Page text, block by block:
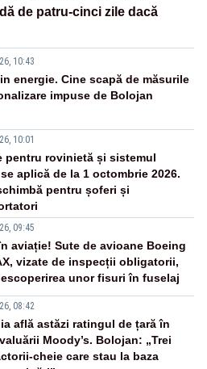
de patru-cinci zile dacă
10:43
energie. Cine scapă de măsurile
impuse de Bolojan
10:01
pentru rovinietă și sistemul
aplică de la 1 octombrie 2026.
pentru șoferi și
09:45
aviație! Sute de avioane Boeing
vizate de inspecții obligatorii,
unor fisuri în fuselaj
08:42
află astăzi ratingul de țară în
Moody’s. Bolojan: „Trei
cheie care stau la baza